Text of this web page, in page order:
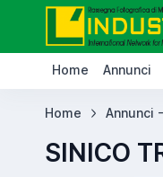
Home Annunci
Home Annunci
SINICO